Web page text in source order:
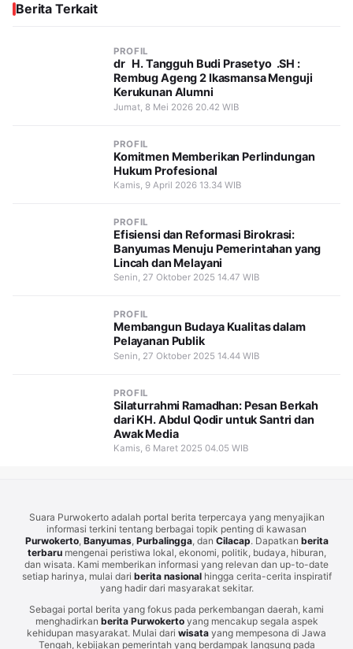
Berita Terkait
PROFIL
dr H. Tangguh Budi Prasetyo .SH :
Rembug Ageng 2 Ikasmansa Menguji
Kerukunan Alumni
Jumat, 8 Mei 2026 20.42 WIB
PROFIL
Komitmen Memberikan Perlindungan
Hukum Profesional
Kamis, 9 April 2026 13.34 WIB
PROFIL
Efisiensi dan Reformasi Birokrasi:
Banyumas Menuju Pemerintahan yang
Lincah dan Melayani
Senin, 27 Oktober 2025 14.47 WIB
PROFIL
Membangun Budaya Kualitas dalam
Pelayanan Publik
Senin, 27 Oktober 2025 14.44 WIB
PROFIL
Silaturrahmi Ramadhan: Pesan Berkah
dari KH. Abdul Qodir untuk Santri dan
Awak Media
Kamis, 6 Maret 2025 04.05 WIB
Suara Purwokerto adalah portal berita terpercaya yang menyajikan
informasi terkini tentang berbagai topik penting di kawasan
Purwokerto, Banyumas, Purbalingga, dan Cilacap. Dapatkan berita
terbarumengenai peristiwa lokal, ekonomi, politik, budaya, hiburan,
dan wisata. Kami memberikan informasi yang relevan dan up-to-date
setiap harinya, mulai dari berita nasionalhingga cerita-cerita inspiratif
yang hadir dari masyarakat sekitar.
Sebagai portal berita yang fokus pada perkembangan daerah, kami
menghadirkan berita Purwokertoyang mencakup segala aspek
kehidupan masyarakat. Mulai dari wisata yang mempesona di Jawa
Tengah, kebijakan pemerintah yang berdampak langsung pada